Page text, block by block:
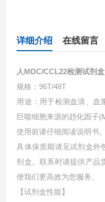
详细介绍 在线留言
人MDC/CCL22检测试剂盒
规格：96T/48T
用途：用于检测血清、血
巨噬细胞来源的趋化因子
使用前请仔细阅读说明书
具体保质期请见试剂盒外
剂盒。联系时请提供产品
便我们更高效为您服务。
【试剂盒性能】